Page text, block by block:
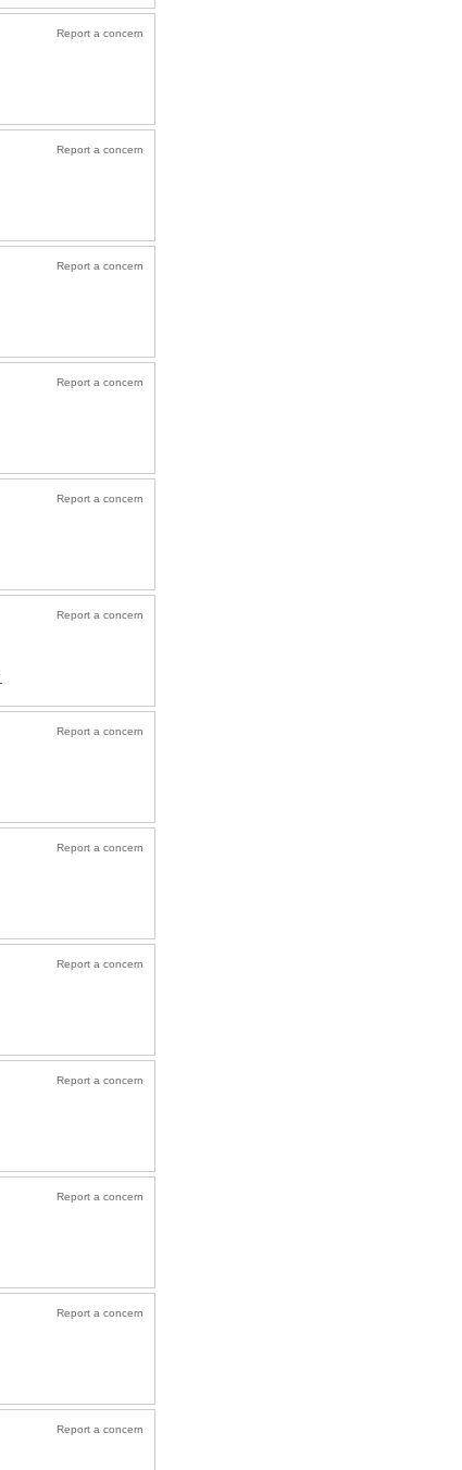
Report a concern
Report a concern
Report a concern
Report a concern
Report a concern
Report a concern
Report a concern
Report a concern
Report a concern
Report a concern
Report a concern
Report a concern
Report a concern